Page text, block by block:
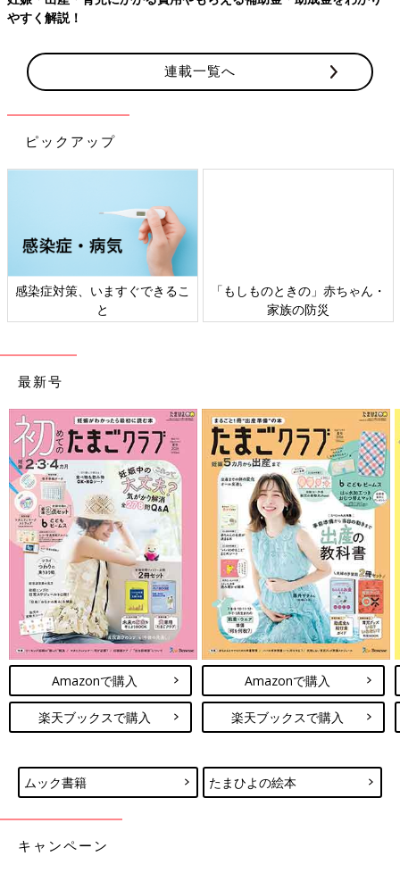
やすく解説！
連載一覧へ
ピックアップ
感染症対策、いますぐできるこ
と
「もしものときの」赤ちゃん・
家族の防災
最新号
Amazonで購入
楽天ブックスで購入
Amazonで購入
楽天ブックスで購入
ムック書籍 たまひよの絵本
キャンペーン